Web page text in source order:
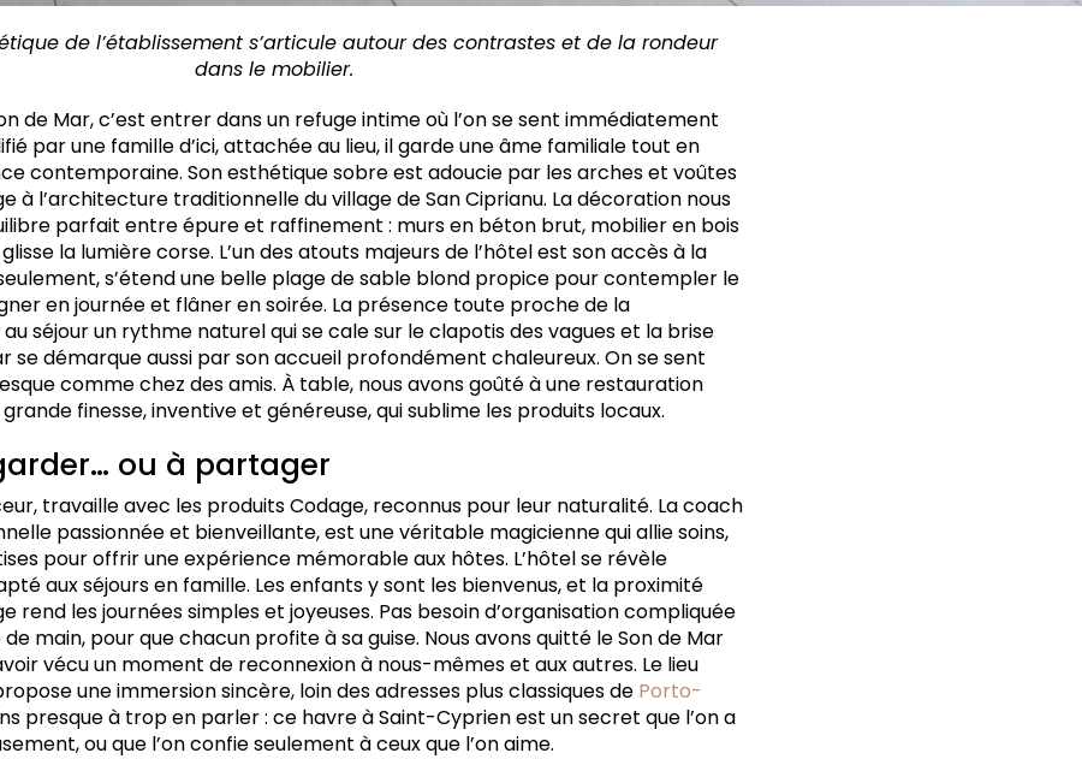
de l’établissement s’articule autour des contrastes et de la rondeur
dans le mobilier.
de Mar, c’est entrer dans un refuge intime où l’on se sent immédiatement
par une famille d’ici, attachée au lieu, il garde une âme familiale tout en
contemporaine. Son esthétique sobre est adoucie par les arches et voûtes
à l’architecture traditionnelle du village de San Ciprianu. La décoration nous
parfait entre épure et raffinement : murs en béton brut, mobilier en bois
la lumière corse. L’un des atouts majeurs de l’hôtel est son accès à la
s’étend une belle plage de sable blond propice pour contempler le
en journée et flâner en soirée. La présence toute proche de la
séjour un rythme naturel qui se cale sur le clapotis des vagues et la brise
se démarque aussi par son accueil profondément chaleureux. On se sent
comme chez des amis. À table, nous avons goûté à une restauration
finesse, inventive et généreuse, qui sublime les produits locaux.
ou à partager
travaille avec les produits Codage, reconnus pour leur naturalité. La coach
passionnée et bienveillante, est une véritable magicienne qui allie soins,
pour offrir une expérience mémorable aux hôtes. L’hôtel se révèle
aux séjours en famille. Les enfants y sont les bienvenus, et la proximité
rend les journées simples et joyeuses. Pas besoin d’organisation compliquée
main, pour que chacun profite à sa guise. Nous avons quitté le Son de Mar
vécu un moment de reconnexion à nous-mêmes et aux autres. Le lieu
une immersion sincère, loin des adresses plus classiques de Porto-
presque à trop en parler : ce havre à Saint-Cyprien est un secret que l’on a
ou que l’on confie seulement à ceux que l’on aime.